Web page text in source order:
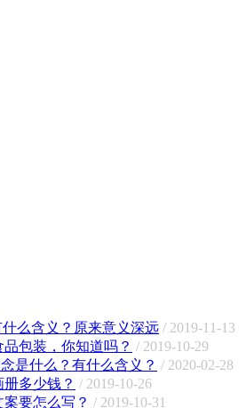
么含义？原来意义深远 / 2019-11-13
包装，你知道吗？ / 2019-10-29
是什么？有什么含义？ / 2020-02-28
多少钱？ / 2019-10-26
要怎么写？ / 2019-10-31